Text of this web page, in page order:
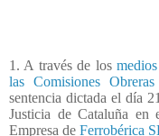
1. A través de losmedios
las Comisiones
sentencia dictada el día
Justicia de Cataluña
Empresa deFerrobérica